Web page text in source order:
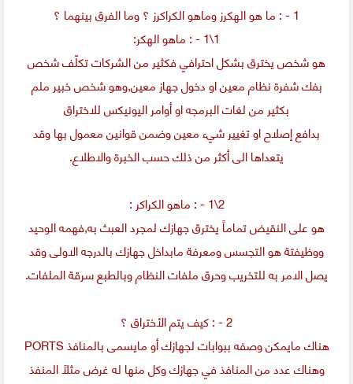
1 - : ما هو الهكرز وماهو الكراكرز ؟ وما الفرق بينهما ؟
1\1 - : ماهو الهكر:
هو شخص يخترق بشكل احترافي فكثير من الشركات تكلّف شخص
بفك شفرة نظام معين او دخول جهاز معين,وهو شخص خبير ملم
بكثير من لغات البرمجه او أوامر اليونيكس للاختراق
بدافع إصلاح او تغيير شيء معين وضمن قوانين معمول بها وقد
يتعداها الى أكثر من ذلك حسب الخبرة والاطلاع.
2\1 - : ماهو الكراكر :
هو على النقيض تماماً يخترق جهازك لمجرد العبث به,فهمه الوحيد
ووظيفتة هو التجسس ومعرفة مابداخل جهازك بالدرجه الاولى وقد
يصل الامر به للتخريب وحرق ملفات النظام وبالطبع سرقة الملفات.
2 - : كيف يتم الأختراق ؟
هناك مايمكن وصفه ببوابات لجهازك أو مايسمى بالمنافذ PORTS
وهناك عدد من المنافذ في جهازك وكل منها له غرض مثلاً المنفذ